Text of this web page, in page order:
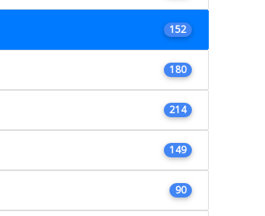
152
180
214
149
90